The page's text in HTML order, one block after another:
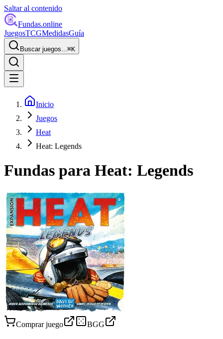
Saltar al contenido
Fundas.online
JuegosTCGMedidasGuía
Buscar juegos...⌘K
Inicio
Juegos
Heat
Heat: Legends
Fundas para Heat: Legends
Comprar juego BGG